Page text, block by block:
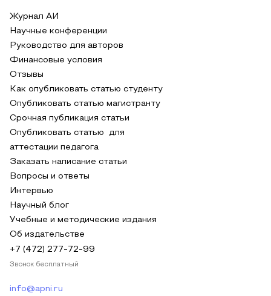
Журнал АИ
Научные конференции
Руководство для авторов
Финансовые условия
Отзывы
Как опубликовать статью студенту
Опубликовать статью магистранту
Срочная публикация статьи
Опубликовать статью для
аттестации педагога
Заказать написание статьи
Вопросы и ответы
Интервью
Научный блог
Учебные и методические издания
Об издательстве
+7 (472) 277-72-99
Звонок бесплатный
info@apni.ru